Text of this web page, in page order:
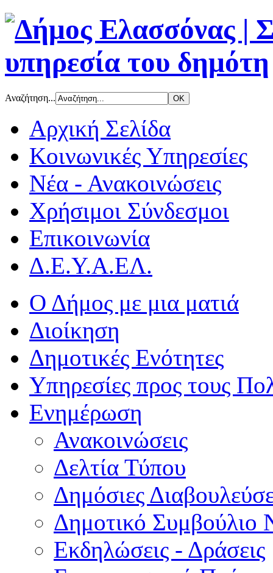
Αναζήτηση...
Αρχική Σελίδα
Κοινωνικές Υπηρεσίες
Νέα - Ανακοινώσεις
Χρήσιμοι Σύνδεσμοι
Επικοινωνία
Δ.Ε.Υ.Α.ΕΛ.
Ο Δήμος με μια ματιά
Διοίκηση
Δημοτικές Ενότητες
Υπηρεσίες προς τους
Ενημέρωση
Ανακοινώσεις
Δελτία Τύπου
Δημόσιες
Δημοτικό Συμβούλιο
Εκδηλώσεις - Δράσεις